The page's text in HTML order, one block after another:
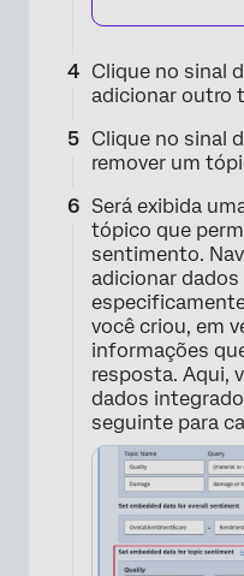
Clique no sinal
adicionar outro
Clique no sinal
remover um
Será exibida
tópico que
sentimento.
adicionar
você criou, em
informações
resposta. Aqui,
dados
seguinte para